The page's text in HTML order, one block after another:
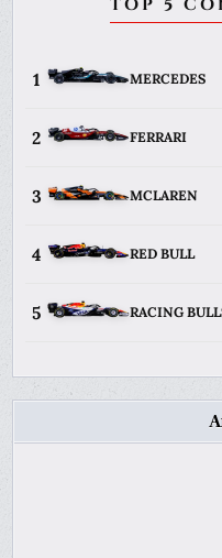
TOP 5
1 MERCEDES
2 FERRARI
3 MCLAREN
4 RED BULL
5 RACING